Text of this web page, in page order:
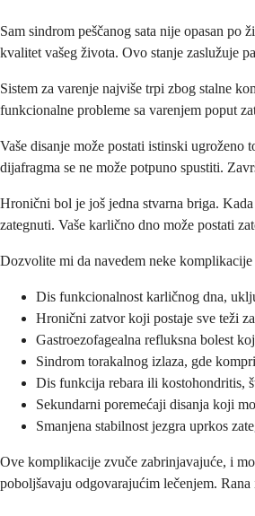
Sam sindrom peščanog sata nije opasan
kvalitet vašeg života. Ovo stanje zaslužuje
Sistem za varenje najviše trpi zbog stalne
funkcionalne probleme sa varenjem poput
Vaše disanje može postati istinski ugroženo
dijafragma se ne može potpuno spustiti.
Hronični bol je još jedna stvarna briga.
zategnuti. Vaše karlično dno može postati
Dozvolite mi da navedem neke
Dis funkcionalnost karličnog dna,
Hronični zatvor koji postaje sve teži
Gastroezofagealna refluksna bolest
Sindrom torakalnog izlaza, gde
Dis funkcija rebara ili kostohondritis,
Sekundarni poremećaji disanja koji
Smanjena stabilnost jezgra uprkos
Ove komplikacije zvuče zabrinjavajuće, i
poboljšavaju odgovarajućim lečenjem.